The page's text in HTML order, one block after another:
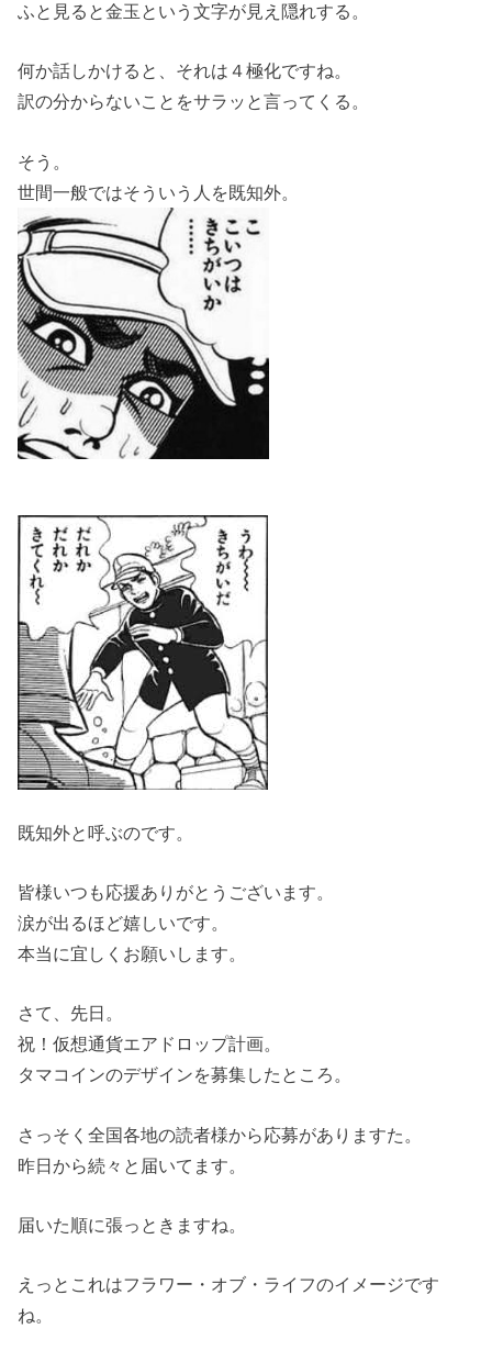
ふと見ると金玉という文字が見え隠れする。
何か話しかけると、それは４極化ですね。
訳の分からないことをサラッと言ってくる。
そう。
世間一般ではそういう人を既知外。
既知外と呼ぶのです。
皆様いつも応援ありがとうございます。
涙が出るほど嬉しいです。
本当に宜しくお願いします。
さて、先日。
祝！仮想通貨エアドロップ計画。
タマコインのデザインを募集したところ。
さっそく全国各地の読者様から応募がありますた。
昨日から続々と届いてます。
届いた順に張っときますね。
えっとこれはフラワー・オブ・ライフのイメージです
ね。